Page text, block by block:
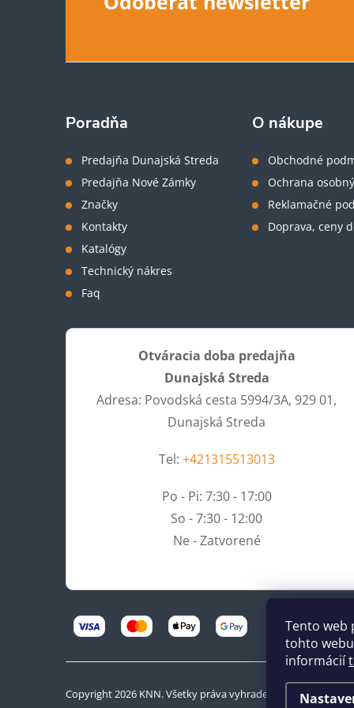
Tento web
tohto
informácií
ý
i
s
u
Poradňa
Predajňa Dunajská Streda
Predajňa Nové Zámky
Značky
Kontakty
Katalógy
Technický nákres
Faq
O nákupe
Obchodné
Ochrana
Reklamačné
Doprava, ceny
Otváracia doba predajňa
Dunajská Streda
Adresa: Povodská cesta 5994/3A, 929 01,
Dunajská Streda
Tel: +421315513013
Po - Pi: 7:30 - 17:00
So - 7:30 - 12:00
Ne - Zatvorené
Copyright 2026 KNN. Všetky práva vyhradené.